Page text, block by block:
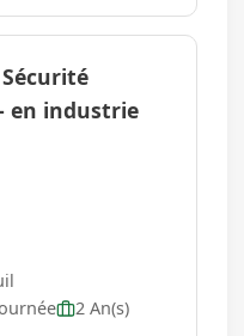
en industrie
2 An(s)